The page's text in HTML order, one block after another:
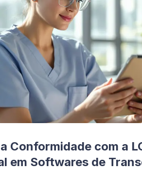
Conformidade com a
em Softwares de